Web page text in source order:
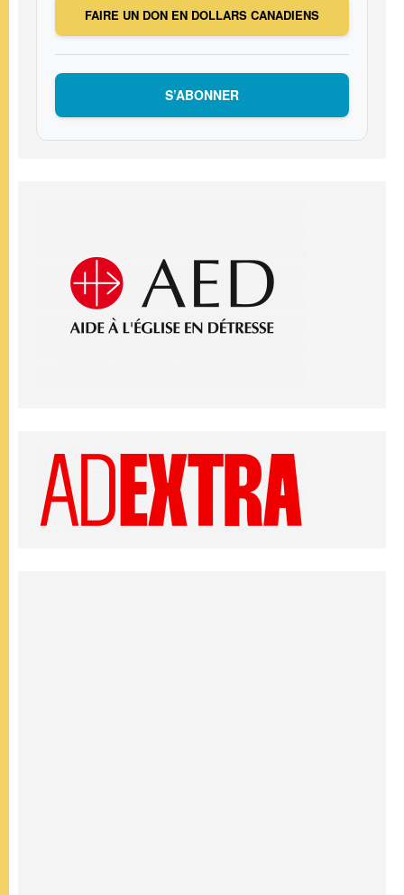
FAIRE UN DON EN DOLLARS CANADIENS
S’ABONNER